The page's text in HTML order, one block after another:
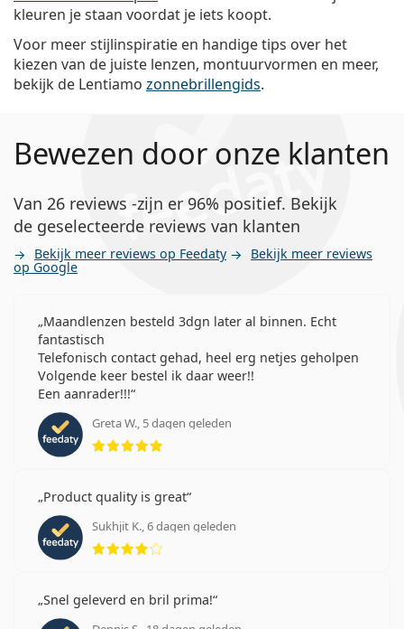
kleuren je staan voordat je iets koopt.
Voor meer stijlinspiratie en handige tips over het
kiezen van de juiste lenzen, montuurvormen en meer,
bekijk de Lentiamo zonnebrillengids.
Bewezen door onze klanten
Van 26 reviews -zijn er 96% positief. Bekijk
de geselecteerde reviews van klanten
Bekijk meer reviews op Feedaty Bekijk meer reviews
op Google
Maandlenzen besteld 3dgn later al binnen. Echt
fantastisch
Telefonisch contact gehad, heel erg netjes geholpen
Volgende keer bestel ik daar weer!!
Een aanrader!!!
Greta W., 5 dagen geleden
Beoordeling 5 van 5
Product quality is great
Sukhjit K., 6 dagen geleden
Beoordeling 4 van 5
Snel geleverd en bril prima!